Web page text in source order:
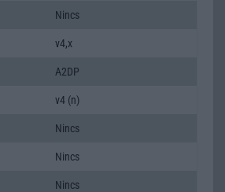
Nincs
v4,x
A2DP
v4 (n)
Nincs
Nincs
Nincs